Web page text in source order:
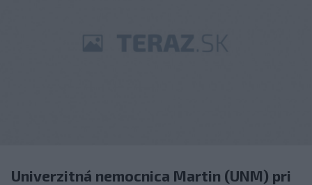
Univerzitná nemocnica Martin (UNM) pri